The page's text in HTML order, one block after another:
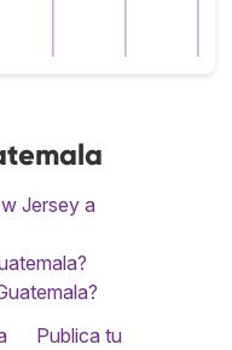
Jersey a
Publica tu